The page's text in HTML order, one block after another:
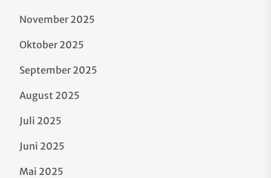
November 2025
Oktober 2025
September 2025
August 2025
Juli 2025
Juni 2025
Mai 2025